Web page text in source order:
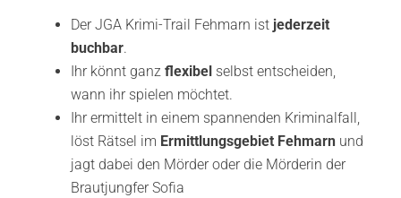
⁠Der JGA Krimi-Trail Fehmarn ist jederzeit
buchbar.
Ihr könnt ganz flexibel selbst entscheiden,
wann ihr spielen möchtet.
Ihr ermittelt in einem spannenden Kriminalfall,
löst Rätsel im Ermittlungsgebiet Fehmarn und
jagt dabei den Mörder oder die Mörderin der
Brautjungfer Sofia